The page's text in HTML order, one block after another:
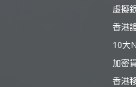
虛擬
香港
10大
加密
香港